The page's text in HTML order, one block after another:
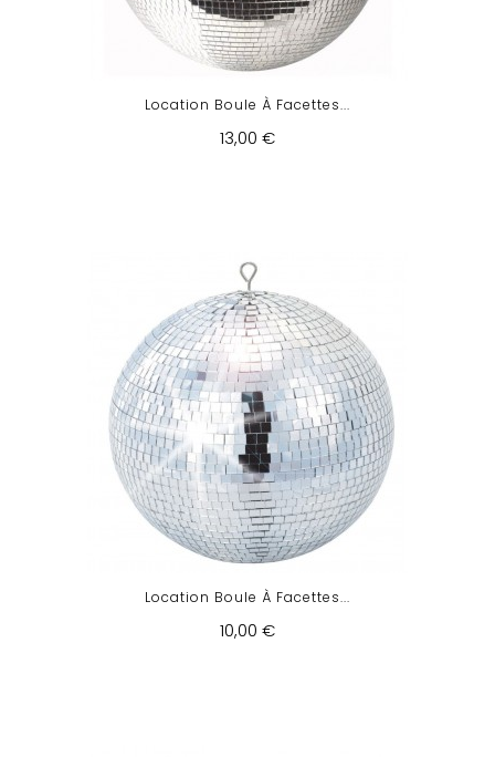
Location Boule À Facettes...
13,00 €
Location Boule À Facettes...
10,00 €